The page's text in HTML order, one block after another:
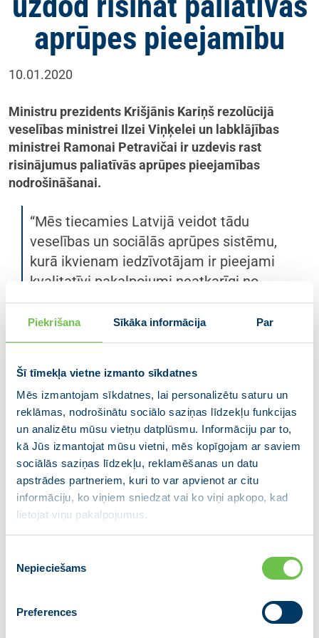
Piekrišana Sīkāka informācija Par
Šī tīmekļa vietne izmanto sīkdatnes
Mēs izmantojam sīkdatnes, lai personalizētu saturu un
reklāmas, nodrošinātu sociālo saziņas līdzekļu funkcijas
un analizētu mūsu vietņu datplūsmu. Informāciju par to,
kā Jūs izmantojat mūsu vietni, mēs kopīgojam ar saviem
sociālās saziņas līdzekļu, reklamēšanas un datu
apstrādes partneriem, kuri to var apvienot ar citu
informāciju, ko viņiem sniedzat vai ko viņi apkopo, kad
lietojat viņu pakalpojumus.
izvēle
Nepieciešams
Preferences
aprūpes pieejamību
10.01.2020
Ministru prezidents Krišjānis Kariņš rezolūcijā
veselības ministrei Ilzei Viņķelei un labklājības
ministrei Ramonai Petravičai ir uzdevis rast
risinājumus paliatīvās aprūpes pieejamības
nodrošināšanai.
“Mēs tiecamies Latvijā veidot tādu
veselības un sociālās aprūpes sistēmu,
kurā ikvienam iedzīvotājam ir pieejami
kvalitatīvi pakalpojumi neatkarīgi no
medicīniskās diagnozes, tai
nepieciešamās aprūpes vai dzīvesvietas.
Vēl ir daudz darāmā. Par to liecina arī
aktualizētā tēma par paliatīvās aprūpes
pieejamību, kas daudzām Latvijas
ģimenēm ir ļoti svarīga. Atbildīgām
institūcijām ir jārod risinājums, lai pēc
būtības tiktu novērsta tā netaisnība, kas
rodas, cilvēkiem maksājot nodokļus, bet
grūtā brīdī paliekot bez palīdzības,”
pauda K. Kariņš.
Ministru prezidents pateicas labdarības maratona
“Dod pieci” komandai un visiem tās atbalstītājiem par
sociālās aprūpes sistēmas stiprināšanā un